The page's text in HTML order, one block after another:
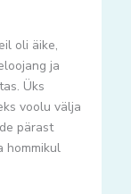
oli äike,
ja
Üks
voolu välja
pärast
hommikul